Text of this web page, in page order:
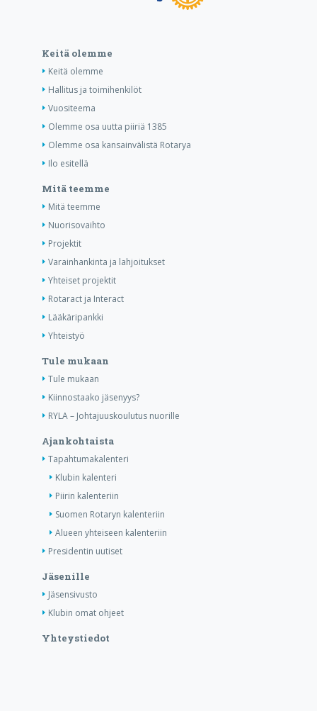
Keitä olemme
Keitä olemme
Hallitus ja toimihenkilöt
Vuositeema
Olemme osa uutta piiriä 1385
Olemme osa kansainvälistä Rotarya
Ilo esitellä
Mitä teemme
Mitä teemme
Nuorisovaihto
Projektit
Varainhankinta ja lahjoitukset
Yhteiset projektit
Rotaract ja Interact
Lääkäripankki
Yhteistyö
Tule mukaan
Tule mukaan
Kiinnostaako jäsenyys?
RYLA – Johtajuuskoulutus nuorille
Ajankohtaista
Tapahtumakalenteri
Klubin kalenteri
Piirin kalenteriin
Suomen Rotaryn kalenteriin
Alueen yhteiseen kalenteriin
Presidentin uutiset
Jäsenille
Jäsensivusto
Klubin omat ohjeet
Yhteystiedot